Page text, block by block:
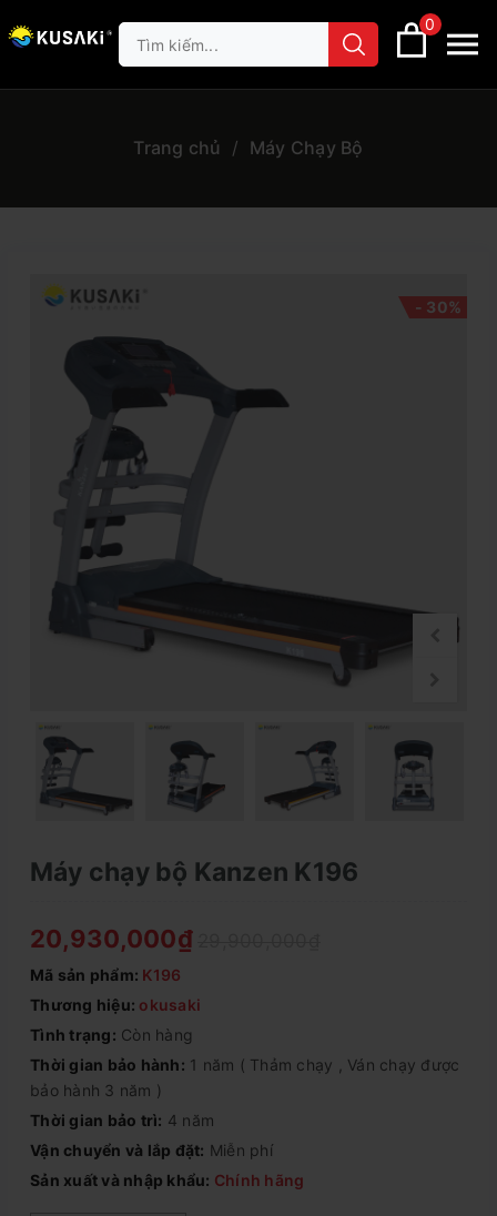
0
Trang chủ / Máy Chạy Bộ
- 30%
Máy chạy bộ Kanzen K196
20,930,000₫
Mã sản phẩm: K196
Thương hiệu: okusaki
Tình trạng: Còn hàng
Thời gian bảo hành: 1 năm ( Thảm chạy , Ván chạy được
bảo hành 3 năm )
Thời gian bảo trì: 4 năm
Vận chuyển và lắp đặt: Miễn phí
Sản xuất và nhập khẩu: Chính hãng